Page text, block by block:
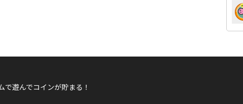
で遊んでコインが貯まる！